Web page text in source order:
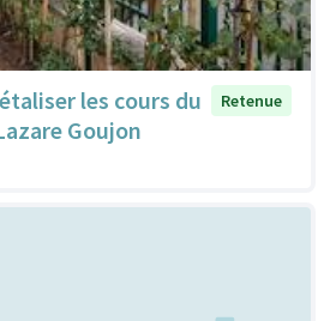
les cours du
Goujon
Retenue